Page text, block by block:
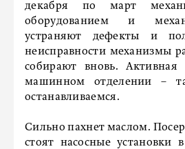
декабря по март
оборудованием и
устраняют дефекты и
неисправности механизмы
собирают вновь.
машинном отделении –
останавливаемся.
Сильно пахнет маслом.
стоят насосные установки